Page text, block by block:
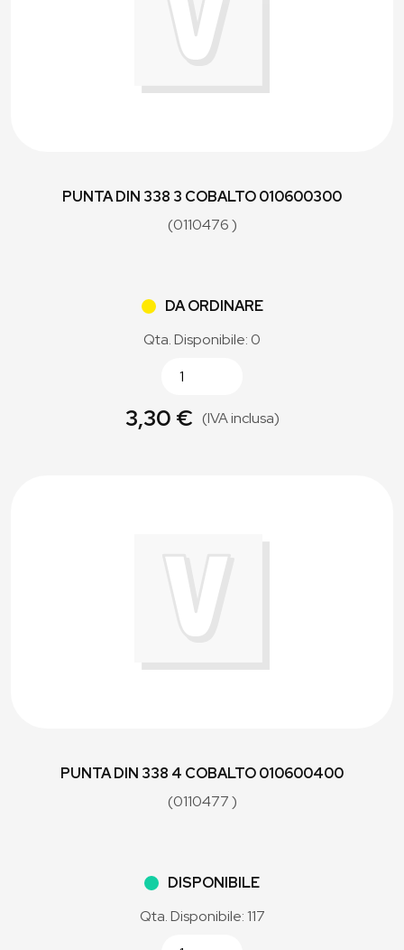
PUNTA DIN 338 3 COBALTO 010600300
(0110476 )
DA ORDINARE
Qta. Disponibile: 0
3,30 € (IVA inclusa)
PUNTA DIN 338 4 COBALTO 010600400
(0110477 )
DISPONIBILE
Qta. Disponibile: 117